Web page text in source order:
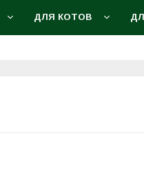
ДЛЯ КОТОВ